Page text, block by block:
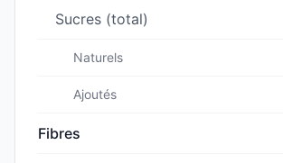
Sucres (total)
Naturels
Ajoutés
Fibres